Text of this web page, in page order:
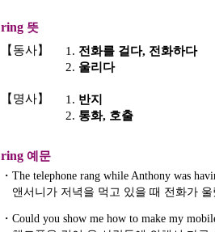
ring 뜻
【동사】
1. 전화를 걸다, 전화하다
2. 울리다
【명사】 1. 반지
2. 통화, 호출
ring 예문
・ The telephone rang while Anthony was
앤서니가 저녁을 먹고 있을 때 전화가 울
・ Could you show me how to make my